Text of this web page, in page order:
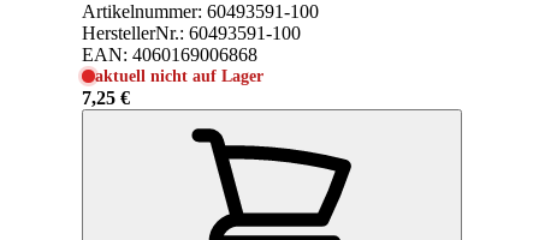
Artikelnummer: 60493591-100
HerstellerNr.: 60493591-100
EAN: 4060169006868
aktuell nicht auf Lager
7,25 €